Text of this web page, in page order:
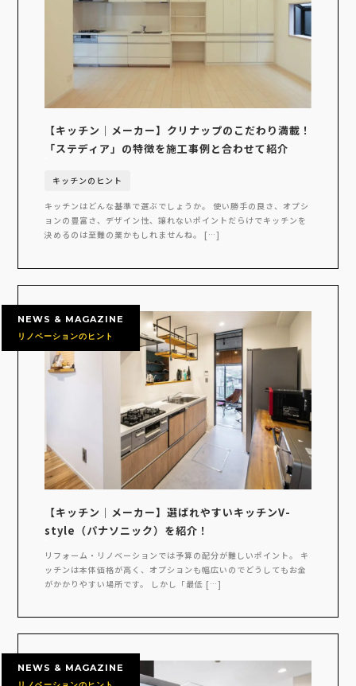
【キッチン｜メーカー】クリナップのこだわり満載！
「ステディア」の特徴を施工事例と合わせて紹介
キッチンのヒント
キッチンはどんな基準で選ぶでしょうか。 使い勝手の良さ、オプシ
ョンの豊富さ、デザイン性、譲れないポイントだらけでキッチンを
決めるのは至難の業かもしれませんね。 […]
NEWS & MAGAZINE
リノベーションのヒント
【キッチン｜メーカー】選ばれやすいキッチンV-
style（パナソニック）を紹介！
リフォーム・リノベーションでは予算の配分が難しいポイント。 キ
ッチンは本体価格が高く、オプションも幅広いのでどうしてもお金
がかかりやすい場所です。 しかし「最低 […]
NEWS & MAGAZINE